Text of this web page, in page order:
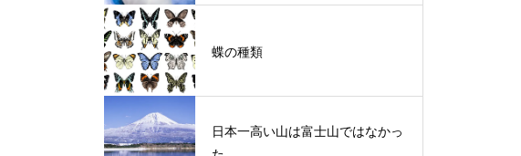
蝶の種類
日本一高い山は富士山ではなかっ